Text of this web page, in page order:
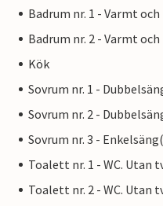
Badrum nr. 1 - Varmt
Badrum nr. 2 - Varmt
Kök
Sovrum nr. 1 -
Sovrum nr. 2 -
Sovrum nr. 3 -
Toalett nr. 1 - WC. Utan
Toalett nr. 2 - WC. Utan